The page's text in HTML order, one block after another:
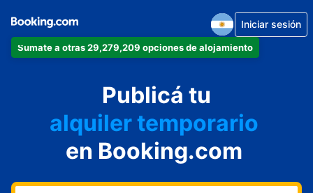
Sumate a otras 29,279,209 opciones de alojamiento
Iniciar sesión
Publicá tu
departamento
hotel
alquiler temporario
cabaña
aparthotel
en Booking.com